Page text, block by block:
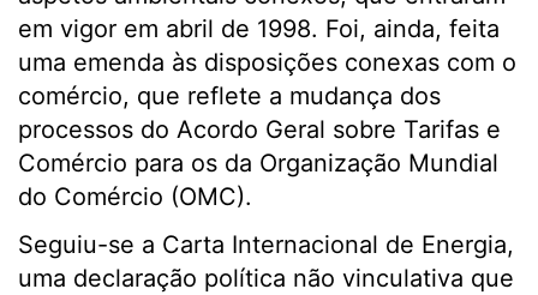
em vigor em abril de 1998. Foi, ainda, feita
uma emenda às disposições conexas com o
comércio, que reflete a mudança dos
processos do Acordo Geral sobre Tarifas e
Comércio para os da Organização Mundial
do Comércio (OMC).
Seguiu-se a Carta Internacional de Energia,
uma declaração política não vinculativa que